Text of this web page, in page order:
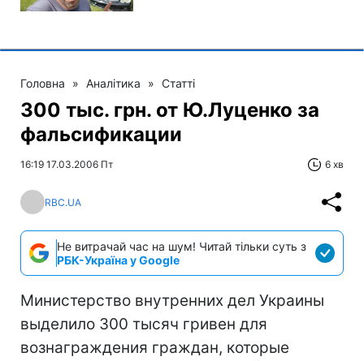
Головна » Аналітика » Статті
300 тыс. грн. от Ю.Луценко за
фальсификации
16:19 17.03.2006 Пт 6 хв
RBC.UA
Не витрачай час на шум! Читай тільки суть з
РБК-Україна у Google
Министерство внутренних дел Украины
выделило 300 тысяч гривен для
вознаграждения граждан, которые